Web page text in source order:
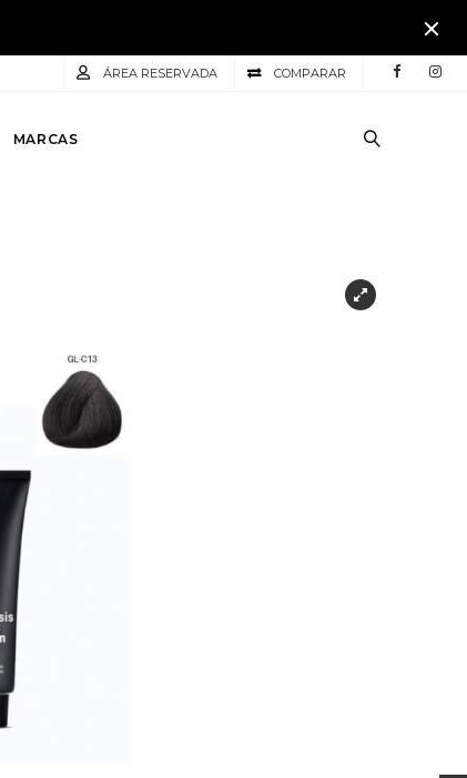
COMPARAR
ÁREA RESERVADA
MARCAS